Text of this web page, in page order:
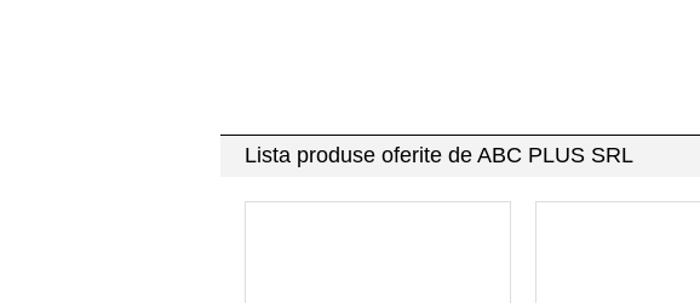
Lista produse oferite de ABC PLUS SRL